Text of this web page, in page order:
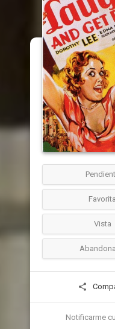
Favorita
Vista
Notificarme